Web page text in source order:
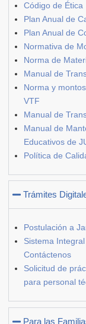
Código de Ética
Plan Anual de
Plan Anual de
Normativa de
Norma de
Manual de
Norma y
VTF
Manual de
Manual de
Educativos de
Política de
Trámites
Postulación a
Sistema
Contáctenos
Solicitud de
para personal
Para las